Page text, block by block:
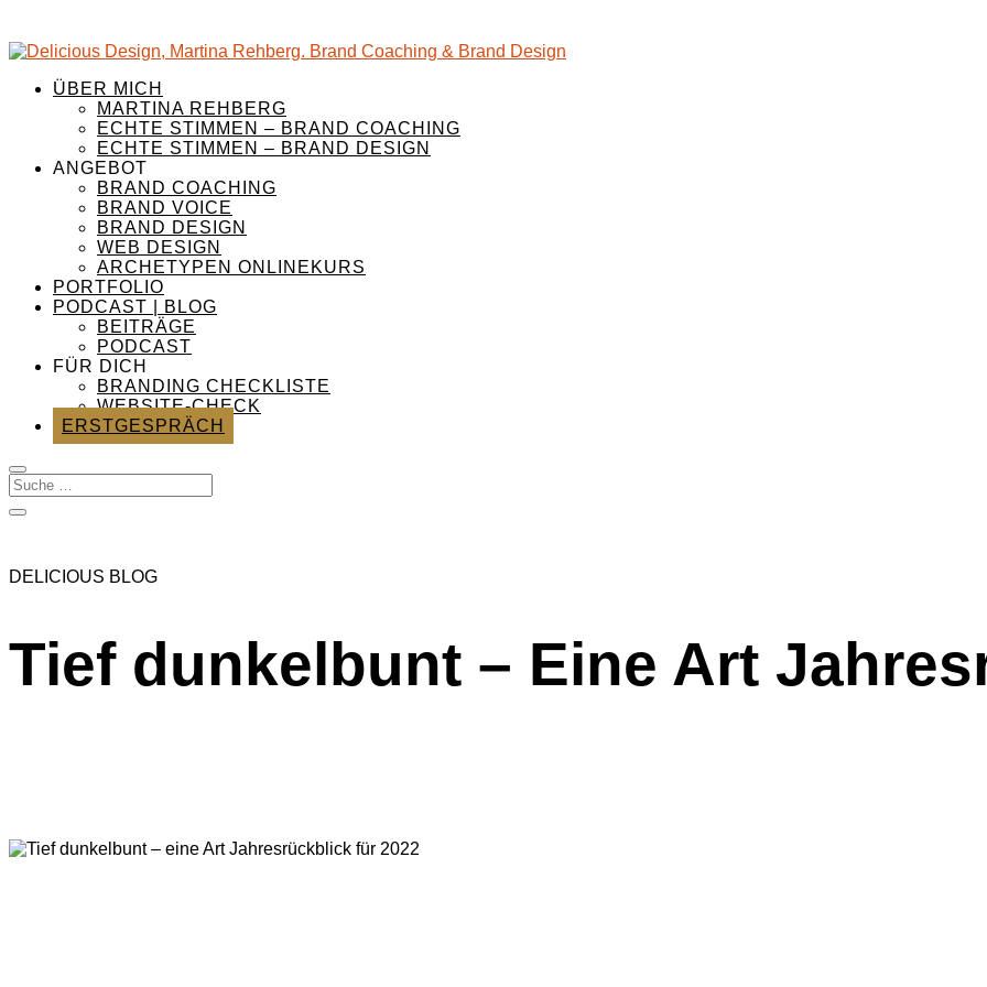
ÜBER MICH
MARTINA REHBERG
ECHTE STIMMEN – BRAND COACHING
ECHTE STIMMEN – BRAND DESIGN
ANGEBOT
BRAND COACHING
BRAND VOICE
BRAND DESIGN
WEB DESIGN
ARCHETYPEN ONLINEKURS
PORTFOLIO
PODCAST | BLOG
BEITRÄGE
PODCAST
FÜR DICH
BRANDING CHECKLISTE
WEBSITE-CHECK
ERSTGESPRÄCH
DELICIOUS BLOG
Tief dunkelbunt – Eine Art